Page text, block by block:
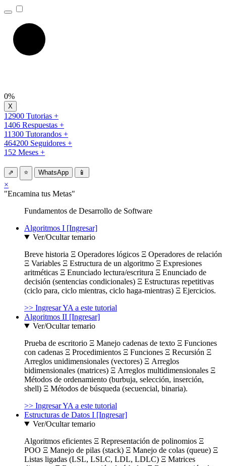
0%
12900 Tutorias +
1406 Respuestas +
11300 Tutorandos +
464200 Seguidores +
152 Meses +
⇗ ⭐ WhatsApp 📱
×
"Encamina tus Metas"
Fundamentos de Desarrollo de Software
Algoritmos I [Ingresar]
Ver/Ocultar temario
Breve historia Ξ Operadores lógicos Ξ Operadores de relación
Ξ Variables Ξ Estructura de un algoritmo Ξ Expresiones
aritméticas Ξ Enunciado lectura/escritura Ξ Enunciado de
decisión (sentencias condicionales) Ξ Estructuras repetitivas
(ciclo para, ciclo mientras, ciclo haga-mientras) Ξ Ejercicios.
>> Ingresar YA a este tutorial
Algoritmos II [Ingresar]
Ver/Ocultar temario
Prueba de escritorio Ξ Manejo cadenas de texto Ξ Funciones
con cadenas Ξ Procedimientos Ξ Funciones Ξ Recursión Ξ
Arreglos unidimensionales (vectores) Ξ Arreglos
bidimensionales (matrices) Ξ Arreglos multidimensionales Ξ
Métodos de ordenamiento (burbuja, selección, inserción,
shell) Ξ Métodos de búsqueda (secuencial, binaria).
>> Ingresar YA a este tutorial
Estructuras de Datos I [Ingresar]
Ver/Ocultar temario
Algoritmos eficientes Ξ Representación de polinomios Ξ
POO Ξ Manejo de pilas (stack) Ξ Manejo de colas (queue) Ξ
Listas ligadas (LSL, LSLC, LDL, LDLC) Ξ Matrices